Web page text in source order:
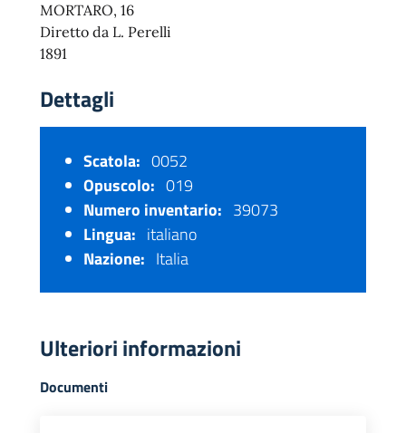
MORTARO, 16
Diretto da L. Perelli
1891
Dettagli
Scatola: 0052
Opuscolo: 019
Numero inventario: 39073
Lingua: italiano
Nazione: Italia
Ulteriori informazioni
Documenti